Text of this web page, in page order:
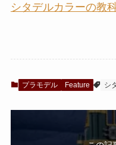
シタデルカラーの教
プラモデル Feature シ